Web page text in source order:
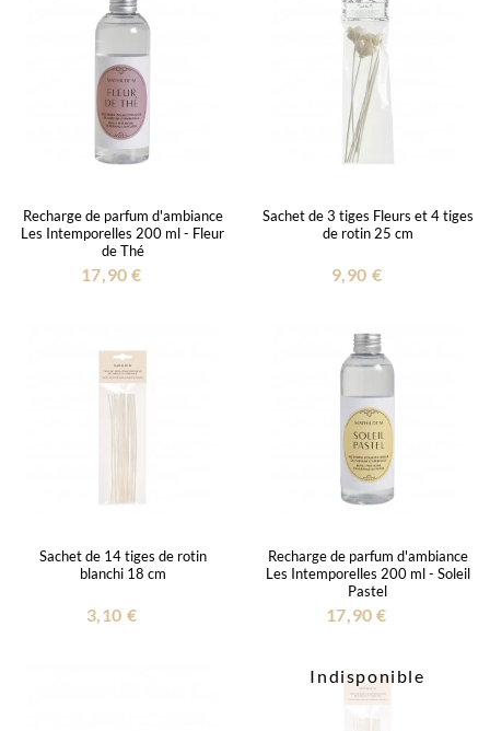
Recharge de parfum d'ambiance
Les Intemporelles 200 ml - Fleur
de Thé
17,90 €
Sachet de 3 tiges Fleurs et 4 tiges
de rotin 25 cm
9,90 €
Sachet de 14 tiges de rotin
blanchi 18 cm
3,10 €
Recharge de parfum d'ambiance
Les Intemporelles 200 ml - Soleil
Pastel
17,90 €
Indisponible